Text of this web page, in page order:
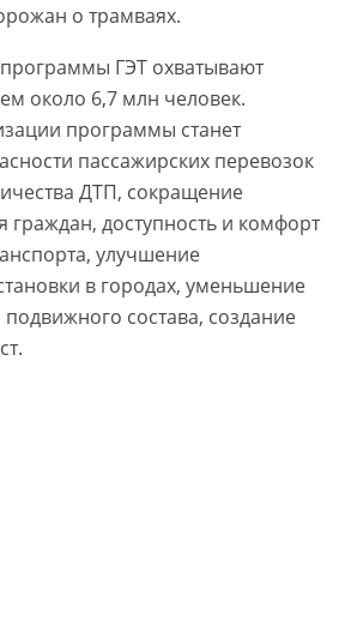
о трамваях.
ГЭТ охватывают
около 6,7 млн человек.
программы станет
пассажирских перевозок
ДТП, сокращение
граждан, доступность и комфорт
улучшение
в городах, уменьшение
подвижного состава, создание